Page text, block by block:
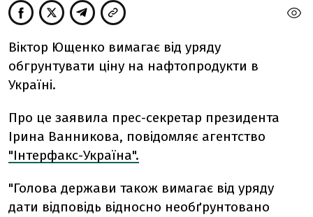
Віктор Ющенко вимагає від уряду
обгрунтувати ціну на нафтопродукти в
Україні.
Про це заявила прес-секретар президента
Ірина Ванникова, повідомляє агентство
"Інтерфакс-Україна".
"Голова держави також вимагає від уряду
дати відповідь відносно необґрунтовано